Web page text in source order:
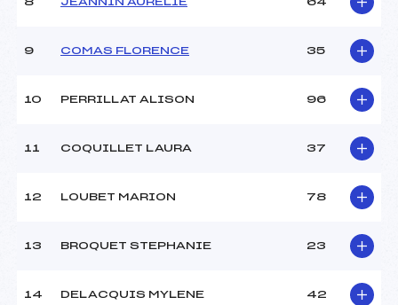
8 JEANNIN AURELIE 64
9 COMAS FLORENCE 35
10 PERRILLAT ALISON 96
11 COQUILLET LAURA 37
12 LOUBET MARION 78
13 BROQUET STEPHANIE 23
14 DELACQUIS MYLENE 42